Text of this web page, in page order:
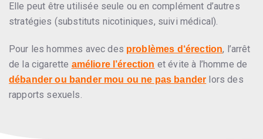
Elle peut être utilisée seule ou en complément d’autres
stratégies (substituts nicotiniques, suivi médical).
Pour les hommes avec des problèmes d ‘érection, l’arrêt
de la cigarette améliore l’érection et évite à l’homme de
débander ou bander mou ou ne pas bander lors des
rapports sexuels.